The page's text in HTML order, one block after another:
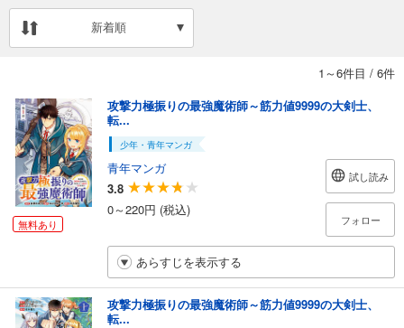
新着順
1～6件目 / 6件
無料あり
攻撃力極振りの最強魔術師～筋力値9999の大剣士、
転...
少年・青年マンガ
青年マンガ
3.8
0～220円 (税込)
試し読み
フォロー
あらすじを表示する
攻撃力極振りの最強魔術師～筋力値9999の大剣士、
転...